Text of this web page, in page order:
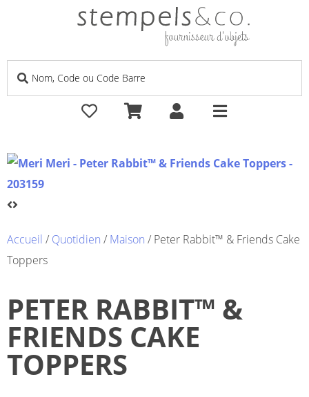
Accueil / Quotidien / Maison / Peter Rabbit™ & Friends Cake
Toppers
PETER RABBIT™ &
FRIENDS CAKE
TOPPERS